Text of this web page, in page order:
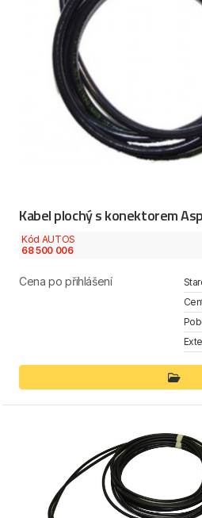
Kabel plochý s konektorem
Kód AUTOS
68 500 006
Cena po přihlášení